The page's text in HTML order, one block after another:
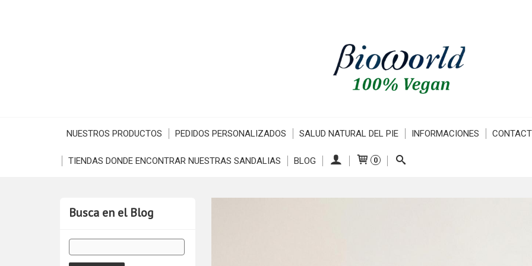
NUESTROS PRODUCTOS PEDIDOS PERSONALIZADOS SALUD NATURAL DEL PIE INFORMACIONES
TIENDAS DONDE ENCONTRAR NUESTRAS SANDALIAS BLOG 0
Busca en el Blog